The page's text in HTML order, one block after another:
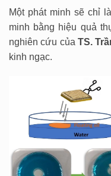
Một phát minh sẽ chỉ
minh bằng hiệu quả
nghiên cứu của TS.
kinh ngạc.